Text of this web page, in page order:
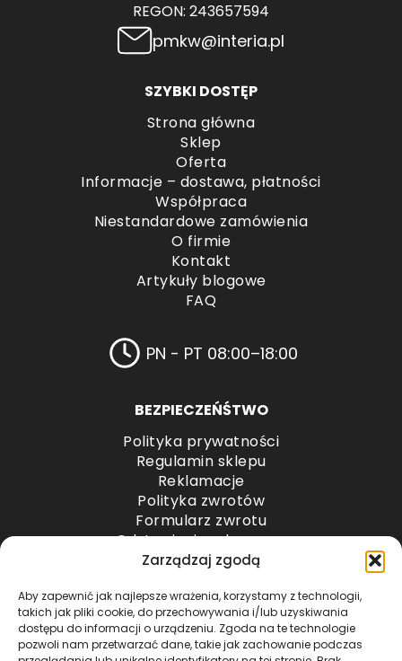
Zarządzaj zgodą
Aby zapewnić jak najlepsze wrażenia, korzystamy z technologii,
takich jak pliki cookie, do przechowywania i/lub uzyskiwania
dostępu do informacji o urządzeniu. Zgoda na te technologie
pozwoli nam przetwarzać dane, takie jak zachowanie podczas
REGON: 243657594
pmkw@interia.pl
SZYBKI DOSTĘP
Strona główna
Sklep
Oferta
Informacje – dostawa, płatności
Współpraca
Niestandardowe zamówienia
O firmie
Kontakt
Artykuły blogowe
FAQ
PN - PT 08:00–18:00
BEZPIECZEŃŚTWO
Polityka prywatności
Regulamin sklepu
Reklamacje
Polityka zwrotów
Formularz zwrotu
Odstąpienie od umowy
Odstąpienie od umowy – przesyłki paletowe
METODY PŁATNOŚCI